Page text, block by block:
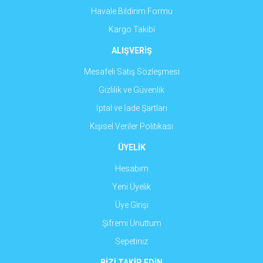
Havale Bildirim Formu
Kargo Takibi
ALIŞVERİŞ
Mesafeli Satış Sözleşmesi
Gizlilik ve Güvenlik
İptal ve İade Şartları
Kişisel Veriler Politikası
ÜYELİK
Hesabım
Yeni Üyelik
Üye Girişi
Şifremi Unuttum
Sepetiniz